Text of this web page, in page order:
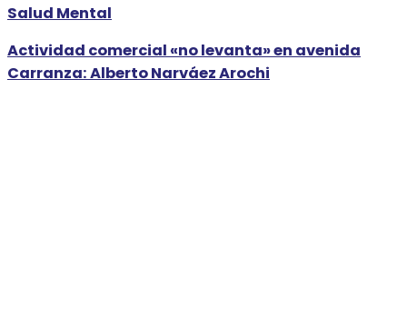
Salud Mental
Actividad comercial «no levanta» en avenida
Carranza: Alberto Narváez Arochi